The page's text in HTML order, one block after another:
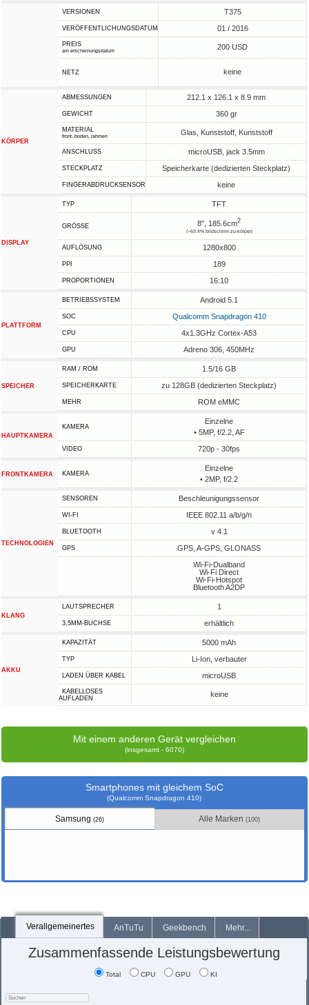
VERSIONEN T375
VERÖFFENTLICHUNGSDATUM 01 / 2016
PREIS
am erscheinungsdatum 200 USD
NETZ keine
KÖRPER
ABMESSUNGEN 212.1 x 126.1 x 8.9 mm
GEWICHT 360 gr
MATERIAL
front, boden, rahmen Glas, Kunststoff, Kunststoff
ANSCHLUSS microUSB, jack 3.5mm
STECKPLATZ Speicherkarte (dedizierten Steckplatz)
FINGERABDRUCKSENSOR keine
DISPLAY
TYP TFT
GRÖSSE 8", 185.6cm2
(~69.4% bildschirm-zu-körper)
AUFLÖSUNG 1280x800
PPI 189
PROPORTIONEN 16:10
PLATTFORM
BETRIEBSSYSTEM Android 5.1
SOC Qualcomm Snapdragon 410
CPU 4x1.3GHz Cortex-A53
GPU Adreno 306, 450MHz
SPEICHER
RAM / ROM 1.5/16 GB
SPEICHERKARTE zu 128GB (dedizierten Steckplatz)
MEHR ROM eMMC
HAUPTKAMERA
KAMERA
Einzelne
• 5MP, f/2.2, AF
VIDEO 720p - 30fps
FRONTKAMERA KAMERA
Einzelne
• 2MP, f/2.2
TECHNOLOGIEN
SENSOREN Beschleunigungssensor
WI-FI IEEE 802.11 a/b/g/n
BLUETOOTH v 4.1
GPS
GPS, A-GPS, GLONASS
Wi-Fi-Dualband
Wi-Fi Direct
Wi-Fi-Hotspot
Bluetooth A2DP
KLANG
LAUTSPRECHER 1
3,5MM-BUCHSE erhältlich
AKKU
KAPAZITÄT 5000 mAh
TYP Li-Ion, verbauter
LADEN ÜBER KABEL microUSB
KABELLOSES
AUFLADEN
keine
Mit einem anderen Gerät vergleichen
(insgesamt - 6070)
Smartphones mit gleichem SoC
(Qualcomm Snapdragon 410)
Samsung(26) Alle Marken(100)
Verallgemeinertes AnTuTu Geekbench Mehr...
Zusammenfassende Leistungsbewertung
Total CPU GPU KI